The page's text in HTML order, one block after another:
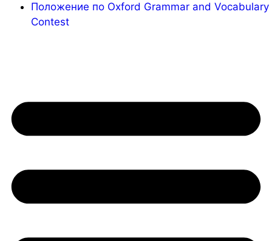
Положение по Oxford Grammar and Vocabulary
Contest